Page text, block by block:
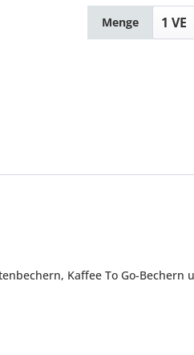
Menge
Kaffee To Go-Bechern